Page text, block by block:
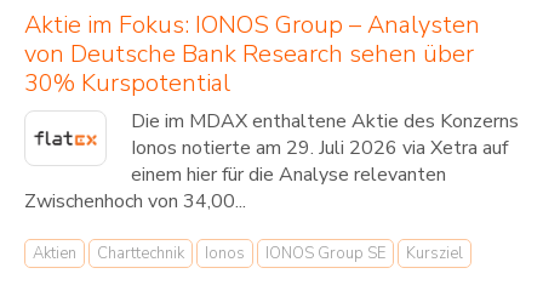
Aktie im Fokus: IONOS Group – Analysten
von Deutsche Bank Research sehen über
30% Kurspotential
Die im MDAX enthaltene Aktie des Konzerns
Ionos notierte am 29. Juli 2026 via Xetra auf
einem hier für die Analyse relevanten
Zwischenhoch von 34,00...
Aktien Charttechnik Ionos IONOS Group SE Kursziel